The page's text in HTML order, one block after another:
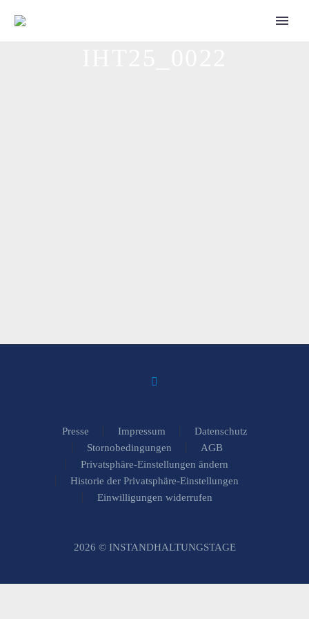
Presse Impressum
Datenschutz
Stornobedingungen
AGB
Privatsphäre-Einstellungen ändern
Historie der Privatsphäre-Einstellungen
Einwilligungen widerrufen
2026 © INSTANDHALTUNGSTAGE